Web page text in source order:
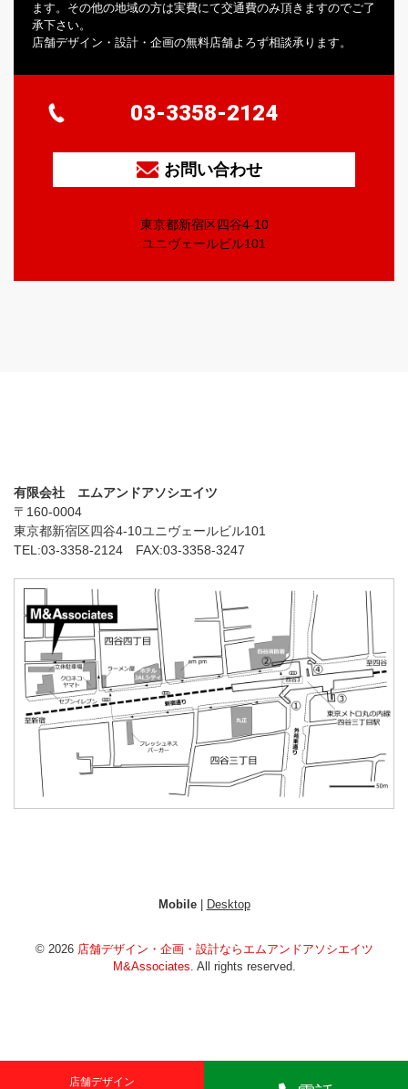
店舗デザイン
ます。その他の地域の方は実費にて交通費のみ頂きますのでご了
承下さい。
店舗デザイン・設計・企画の無料店舗よろず相談承ります。
03-3358-2124
お問い合わせ
東京都新宿区四谷4-10
ユニヴェールビル101
有限会社 エムアンドアソシエイツ
〒160-0004
東京都新宿区四谷4-10ユニヴェールビル101
TEL:03-3358-2124 FAX:03-3358-3247
Mobile| Desktop
© 2026 店舗デザイン・企画・設計ならエムアンドアソシエイツ
M&Associates . All rights reserved.